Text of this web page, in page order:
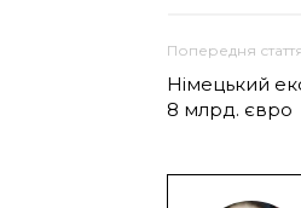
Попередня
Німецький
8 млрд. євро